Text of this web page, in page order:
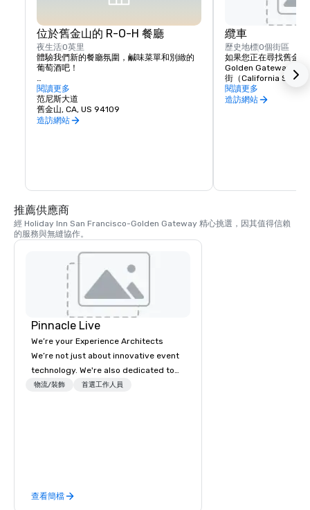
位於舊金山的 R-O-H 餐廳
夜生活0英里
體驗我們新的餐廳氛圍，鹹味菜單和別緻的
葡萄酒吧！
入住舊金山假日酒店的客人不必冒險遠，就
可以在舊金山找到一家美味的餐廳。我們為
Nobb Hill 附近的全新 R-O-H Bar & 餐廳感到
自豪，該酒吧將提供最好的本地和國際精釀
酒和 8 種葡萄酒中進行選擇，再加上廣泛的
白酒選擇。在這裡，客人可以品嚐到精選的
正宗順豐美食-無需離開酒店！
但是，當您準備好探索附近時，Holiday Inn
酒店距離舊金山市中心的 60 多家餐廳僅有幾
步之遙，從日本到意大利菜到美國。我們位
於市中心的酒店很容易步行到諾布山，聯合
廣場和更多舊金山市中心社區。
閱讀更多
范尼斯大道
舊金山, CA, US 94109
造訪網站
纜車
歷史地標0個街區
如果您正在尋找舊金
Golden Gateway 假
街（California Street
纜車可輕鬆訪問舊金
加利福尼亞街纜車停
閱讀更多
造訪網站
推薦供應商
經 Holiday Inn San Francisco-Golden Gateway 精心挑選，因其值得信賴
的服務與無縫協作。
Pinnacle Live
We’re your Experience Architects
We’re not just about innovative event
technology. We're also dedicated to
innovations in service, making it
edge technology meets innovative
物流/裝飾 首選工作人員
查看簡檔